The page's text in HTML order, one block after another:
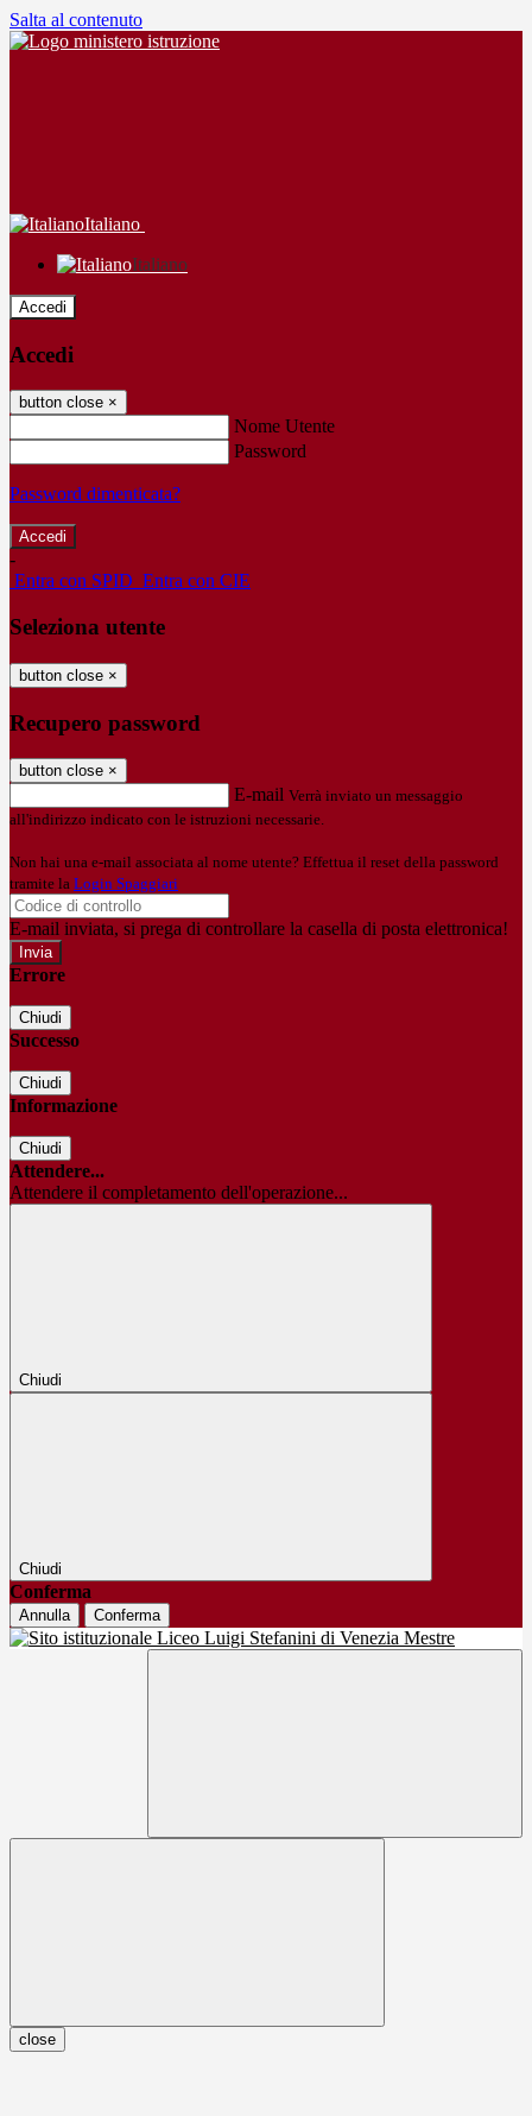
Salta al contenuto
Italiano
Italiano
Accedi
Accedi
button close ×
Nome Utente
Password
Password dimenticata?
-
Entra con SPID Entra con CIE
Seleziona utente
button close ×
Recupero password
button close ×
E-mail Verrà inviato un messaggio
all'indirizzo indicato con le istruzioni necessarie.
Non hai una e-mail associata al nome utente? Effettua il reset della password
tramite la Login Spaggiari
E-mail inviata, si prega di controllare la casella di posta elettronica!
Errore
Chiudi
Successo
Chiudi
Informazione
Chiudi
Attendere...
Attendere il completamento dell'operazione...
Chiudi
Chiudi
Conferma
Annulla Conferma
close